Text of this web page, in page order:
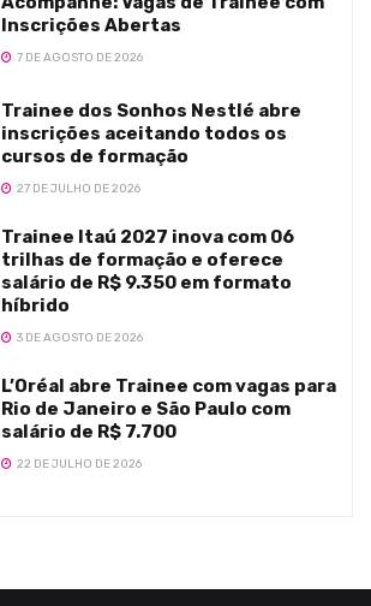
Inscrições Abertas
7 DE AGOSTO DE 2026
Trainee dos Sonhos Nestlé abre
inscrições aceitando todos os
cursos de formação
27 DE JULHO DE 2026
Trainee Itaú 2027 inova com 06
trilhas de formação e oferece
salário de R$ 9.350 em formato
híbrido
3 DE AGOSTO DE 2026
L’Oréal abre Trainee com vagas para
Rio de Janeiro e São Paulo com
salário de R$ 7.700
22 DE JULHO DE 2026